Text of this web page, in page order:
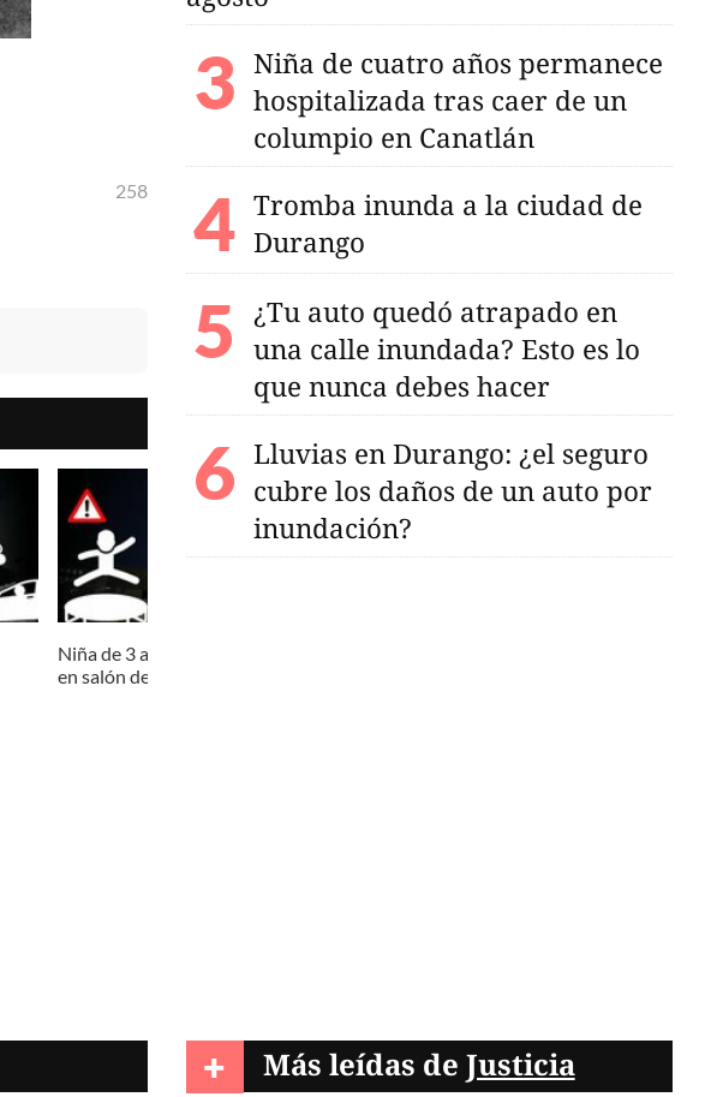
258
Niña de 3 años cae de un trampolín
en salón de eventos de La Ferrería
Niña de cuatro años permanece
hospitalizada tras caer de un
columpio en Canatlán
Tromba inunda a la ciudad de
Durango
¿Tu auto quedó atrapado en
una calle inundada? Esto es lo
que nunca debes hacer
Lluvias en Durango: ¿el seguro
cubre los daños de un auto por
inundación?
+ Más leídas de Justicia